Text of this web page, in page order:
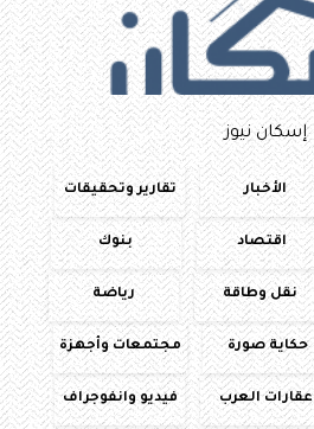
إسكان نيوز
الأخبار تقارير وتحقيقات
اقتصاد بنوك
نقل وطاقة رياضة
حكاية صورة مجتمعات وأجهزة
عقارات العرب فيديو وانفوجراف